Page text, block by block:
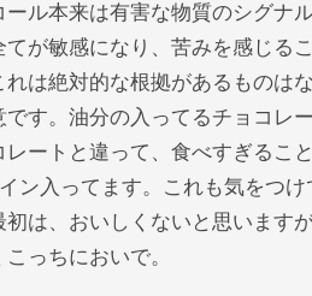
ル本来は有害な物質のシグナ
が敏感になり、苦みを感じる
は絶対的な根拠があるものは
す。油分の入ってるチョコレ
ートと違って、食べすぎるこ
ン入ってます。これも気をつ
は、おいしくないと思います
っちにおいで。